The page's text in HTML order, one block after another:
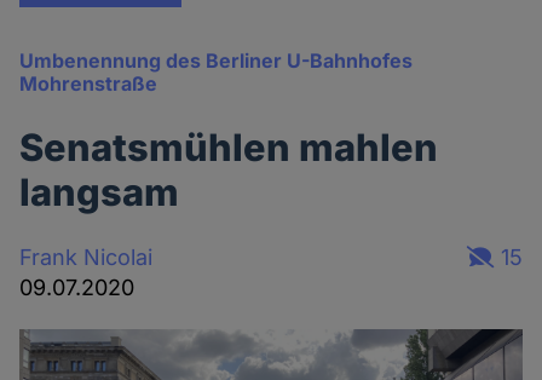
Umbenennung des Berliner U-Bahnhofes
Mohrenstraße
Senatsmühlen mahlen
langsam
Frank Nicolai
09.07.2020
15